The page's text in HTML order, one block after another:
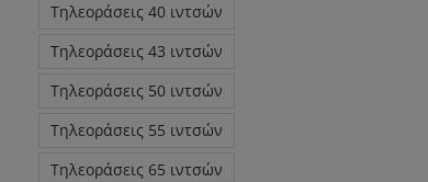
Τηλεοράσεις 40 ιντσών
Τηλεοράσεις 43 ιντσών
Τηλεοράσεις 50 ιντσών
Τηλεοράσεις 55 ιντσών
Τηλεοράσεις 65 ιντσών